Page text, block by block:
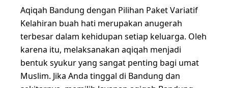
Aqiqah Bandung dengan Pilihan Paket Variatif
Kelahiran buah hati merupakan anugerah
terbesar dalam kehidupan setiap keluarga. Oleh
karena itu, melaksanakan aqiqah menjadi
bentuk syukur yang sangat penting bagi umat
Muslim. Jika Anda tinggal di Bandung dan